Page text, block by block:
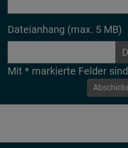
Dateianhang (max. 5 MB)
Mit * markierte Felder